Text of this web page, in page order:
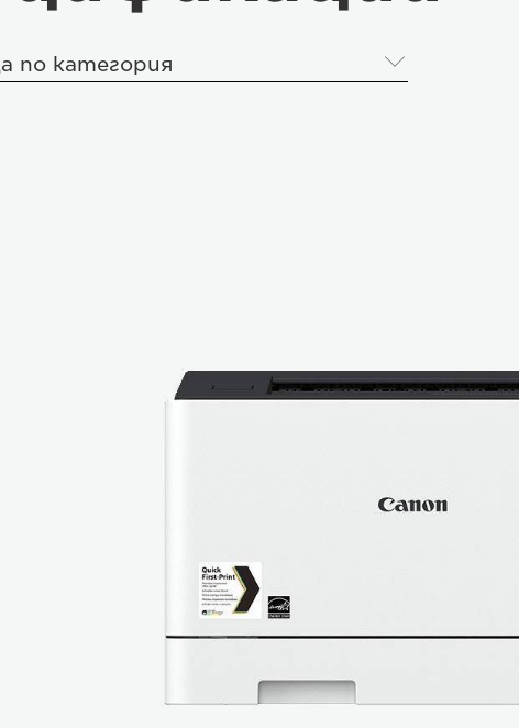
по категория